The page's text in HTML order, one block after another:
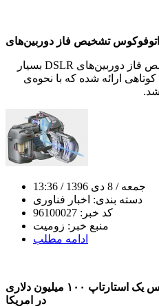
عملکرد سیستم اتوفوکوس تشخیص فاز دوربین‌های DSLR بسیار
ارائه شده که با نحوه‌ی
جمعه / 8 دی 1396
/ 13:36
دسته بندی: اخبار فناوری
کد خبر: 96100027
منبع خبر: زومیت
ادامه مطلب
نازلی عظیمی: از ایران تا تاسیس یک استارتاپ ۱۰۰ میلیون دلاری
در امریکا